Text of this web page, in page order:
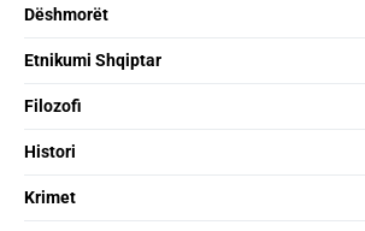
Dëshmorët
Etnikumi Shqiptar
Filozofi
Histori
Krimet